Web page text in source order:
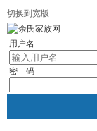
切换到宽版
用户名
密 码